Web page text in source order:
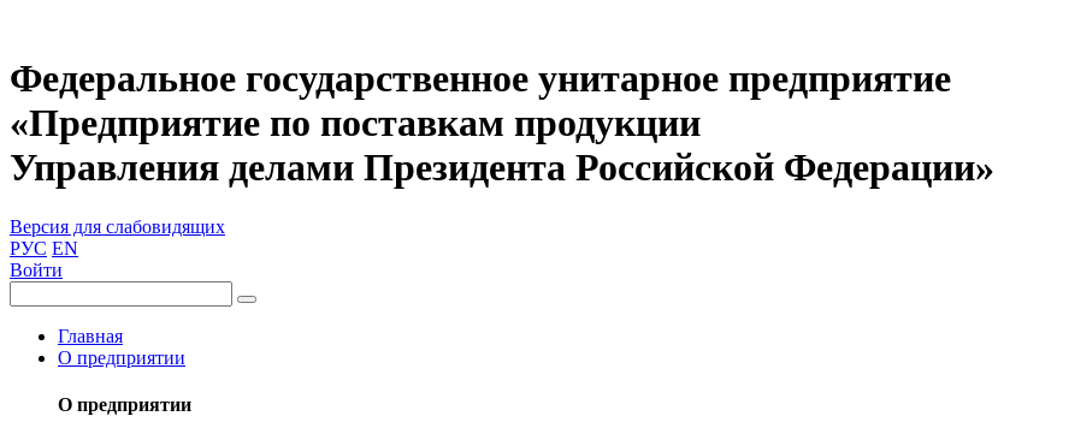
Федеральное государственное унитарное предприятие
«Предприятие по поставкам продукции
Управления делами Президента Российской Федерации»
Версия для слабовидящих
РУС EN
Войти
Главная
О предприятии
О предприятии